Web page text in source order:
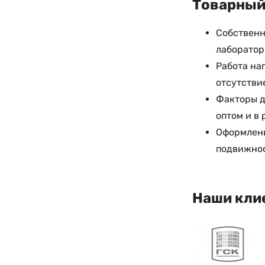
Товарный
Работа
Факторы
оптом и в
Наши